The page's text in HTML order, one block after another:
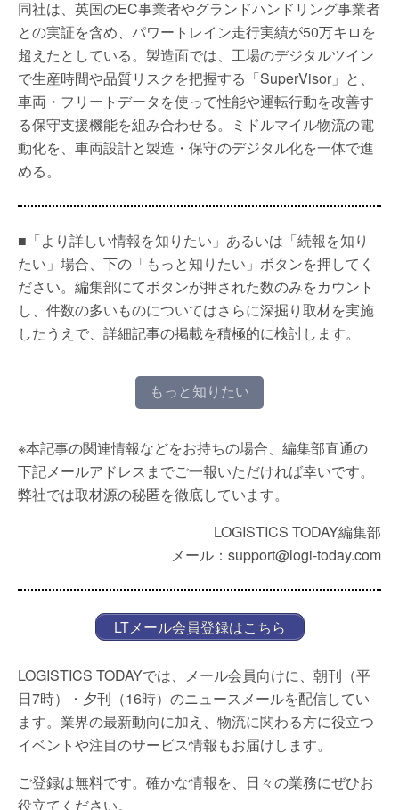
同社は、英国のEC事業者やグランドハンドリング事業者
との実証を含め、パワートレイン走行実績が50万キロを
超えたとしている。製造面では、工場のデジタルツイン
で生産時間や品質リスクを把握する「SuperVisor」と、
車両・フリートデータを使って性能や運転行動を改善す
る保守支援機能を組み合わせる。ミドルマイル物流の電
動化を、車両設計と製造・保守のデジタル化を一体で進
める。
■「より詳しい情報を知りたい」あるいは「続報を知り
たい」場合、下の「もっと知りたい」ボタンを押してく
ださい。編集部にてボタンが押された数のみをカウント
し、件数の多いものについてはさらに深掘り取材を実施
したうえで、詳細記事の掲載を積極的に検討します。
もっと知りたい
※本記事の関連情報などをお持ちの場合、編集部直通の
下記メールアドレスまでご一報いただければ幸いです。
弊社では取材源の秘匿を徹底しています。
LOGISTICS TODAY編集部
メール：support@logi-today.com
LTメール会員登録はこちら
LOGISTICS TODAYでは、メール会員向けに、朝刊（平
日7時）・夕刊（16時）のニュースメールを配信してい
ます。業界の最新動向に加え、物流に関わる方に役立つ
イベントや注目のサービス情報もお届けします。
ご登録は無料です。確かな情報を、日々の業務にぜひお
役立てください。